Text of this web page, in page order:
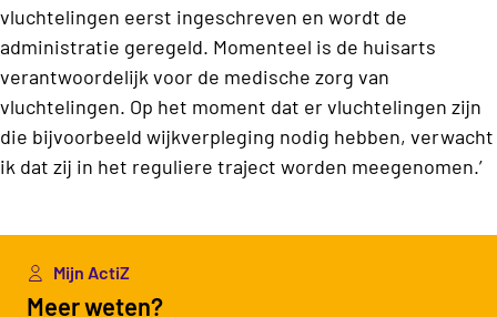
vluchtelingen eerst ingeschreven en wordt de
administratie geregeld. Momenteel is de huisarts
verantwoordelijk voor de medische zorg van
vluchtelingen. Op het moment dat er vluchtelingen zijn
die bijvoorbeeld wijkverpleging nodig hebben, verwacht
ik dat zij in het reguliere traject worden meegenomen.’
Mijn ActiZ
Meer weten?